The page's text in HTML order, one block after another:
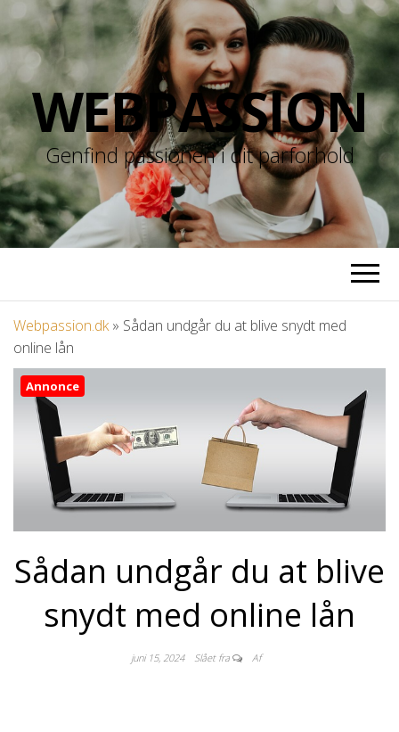
WEBPASSION
Genfind passionen i dit parforhold
Webpassion.dk» Sådan undgår du at blive snydt med
online lån
Annonce
Sådan undgår du at blive
snydt med online lån
juni 15, 2024 Slået fra Af